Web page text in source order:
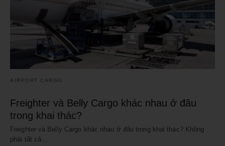
AIRPORT CARGO
Freighter và Belly Cargo khác nhau ở đâu
trong khai thác?
Freighter và Belly Cargo khác nhau ở đâu trong khai thác? Không
phải tất cả…